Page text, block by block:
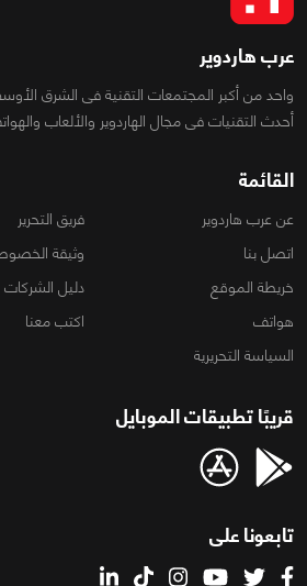
عرب هاردوير
واحد من أكبر المجتمعات التقنية فى الشرق
أحدث التقنيات فى مجال الهاردوير والألعاب
القائمة
عن عرب هاردوير
فريق التحرير
اتصل بنا
وثيقة
خريطة الموقع
دليل الشركات
هواتف
اكتب معنا
السياسة التحريرية
قريبًا تطبيقات الموبايل
تابعونا على